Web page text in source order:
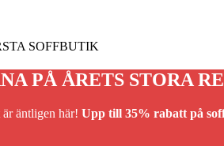
SOFFBUTIK
PÅ ÅRETS STORA
är äntligen här! Upp till 35% rabatt på